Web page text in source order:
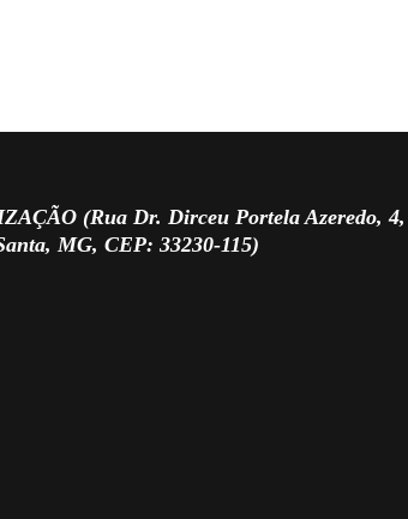
(Rua Dr. Dirceu Portela Azeredo,
MG, CEP: 33230-115)